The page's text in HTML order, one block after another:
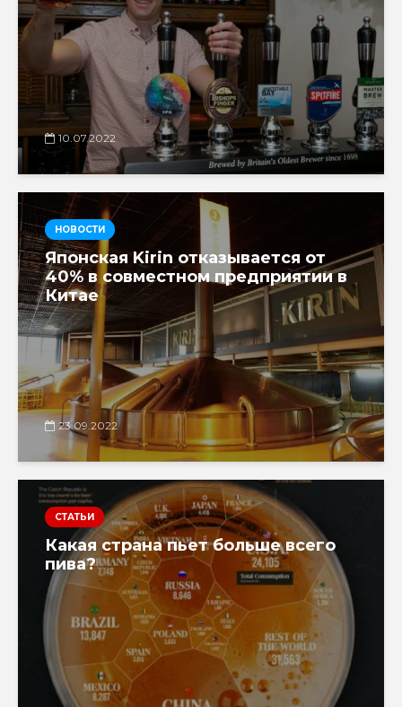
10.07.2022
НОВОСТИ
Японская Kirin отказывается от
40% в совместном предприятии в
Китае
23.09.2022
СТАТЬИ
Какая страна пьет больше всего
пива?